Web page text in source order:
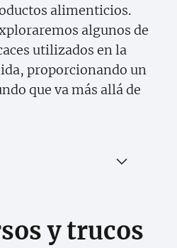
alimenticios.
algunos de
utilizados en la
proporcionando un
que va más allá de
y trucos